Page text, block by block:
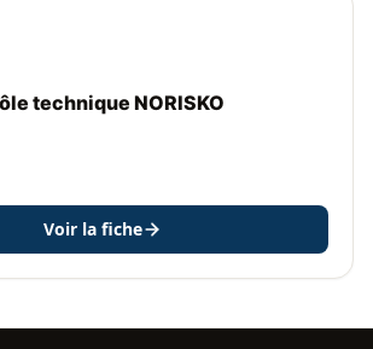
technique NORISKO
Voir la fiche